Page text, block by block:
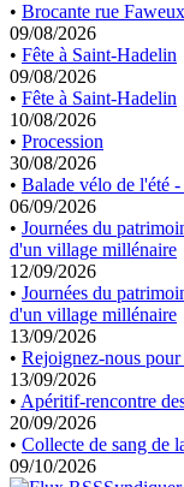
• Brocante rue Faweux
09/08/2026
• Fête à Saint-Hadelin
09/08/2026
• Fête à Saint-Hadelin
10/08/2026
• Procession
30/08/2026
• Balade vélo de l'été
06/09/2026
• Journées du
d'un village millénaire
12/09/2026
• Journées du
d'un village millénaire
13/09/2026
• Rejoignez-nous
13/09/2026
• Apéritif-rencontre
20/09/2026
• Collecte de sang de
09/10/2026